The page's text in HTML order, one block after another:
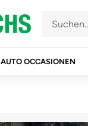
AUTO OCCASIONEN